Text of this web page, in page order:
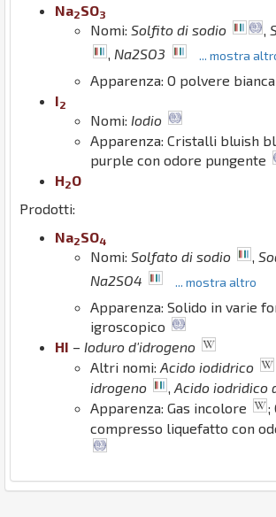
Na2SO3
Nomi: Solfito di sodio
Na2SO3 ... mostra
Apparenza: O polvere
I2
Nomi: Iodio
Apparenza: Cristalli bluish
purple con odore pungente
H2O
Prodotti:
Na2SO4
Nomi: Solfato di sodio ,
Na2SO4
... mostra altro
Apparenza: Solido in varie
igroscopico
HI – Ioduro d'idrogeno
Altri nomi: Acido iodidrico
idrogeno
,Acido iodridico
Apparenza: Gas incolore
;
compresso liquefatto con